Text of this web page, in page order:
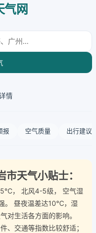
网
情
报 空气质量 出行建议
天气小贴士：
， 北风4-5级， 空气湿
。 昼夜温差达10℃，湿
对生活各方面的影响。
、交通等指数比较舒适；